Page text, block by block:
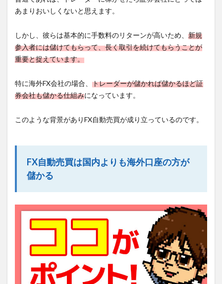
あまりおいしくないと思えます。
しかし、彼らは基本的に手数料のリターンが高いため、 新規
参入者には儲けてもらって、長く取引を続けてもらうことが
重要と捉えています。
特に海外FX会社の場合、 トレーダーが儲かれば儲かるほど証
券会社も儲かる仕組みになっています。
このような背景がありFX自動売買が成り立っているのです。
FX自動売買は国内よりも海外口座の方が
儲かる